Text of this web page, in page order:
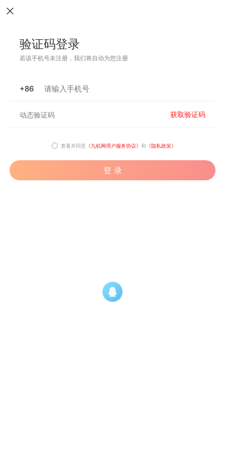
验证码登录
若该手机号未注册，我们将自动为您注册
+86
获取验证码
查看并同意 《九机网用户服务协议》 和 《隐私政策》
登 录